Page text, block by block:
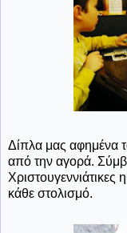
Δίπλα μας αφημένα
από την αγορά.
Χριστουγεννιάτικες
κάθε στολισμό.